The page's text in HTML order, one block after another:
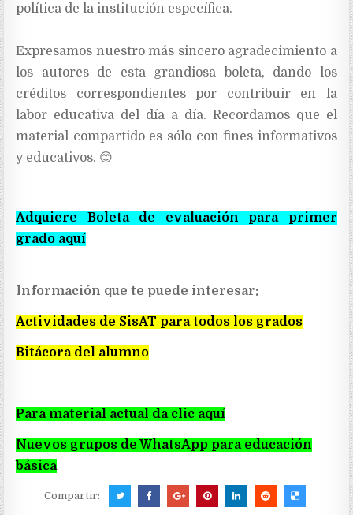
política de la institución específica.
Expresamos nuestro más sincero agradecimiento a
los autores de esta grandiosa boleta, dando los
créditos correspondientes por contribuir en la
labor educativa del día a día. Recordamos que el
material compartido es sólo con fines informativos
y educativos. 😊
Adquiere Boleta de evaluación para primer
grado aquí
Información que te puede interesar:
Actividades de SisAT para todos los grados
Bitácora del alumno
Para material actual da clic aquí
Nuevos grupos de WhatsApp para educación
básica
Compartir: